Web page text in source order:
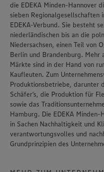
die EDEKA Minden-Hannover
sieben Regionalgesellschaften
EDEKA-Verbund. Sie besteht
niederländischen bis an die
Niedersachsen, einen Teil von
Berlin und Brandenburg.
Märkte sind in der Hand von
Kaufleuten. Zum
Produktionsbetriebe, darunter
Schäfer’s, die Produktion für
sowie das
Hamburg. Die EDEKA
in Sachen Nachhaltigkeit und
verantwortungsvolles und
Grundprinzipien des